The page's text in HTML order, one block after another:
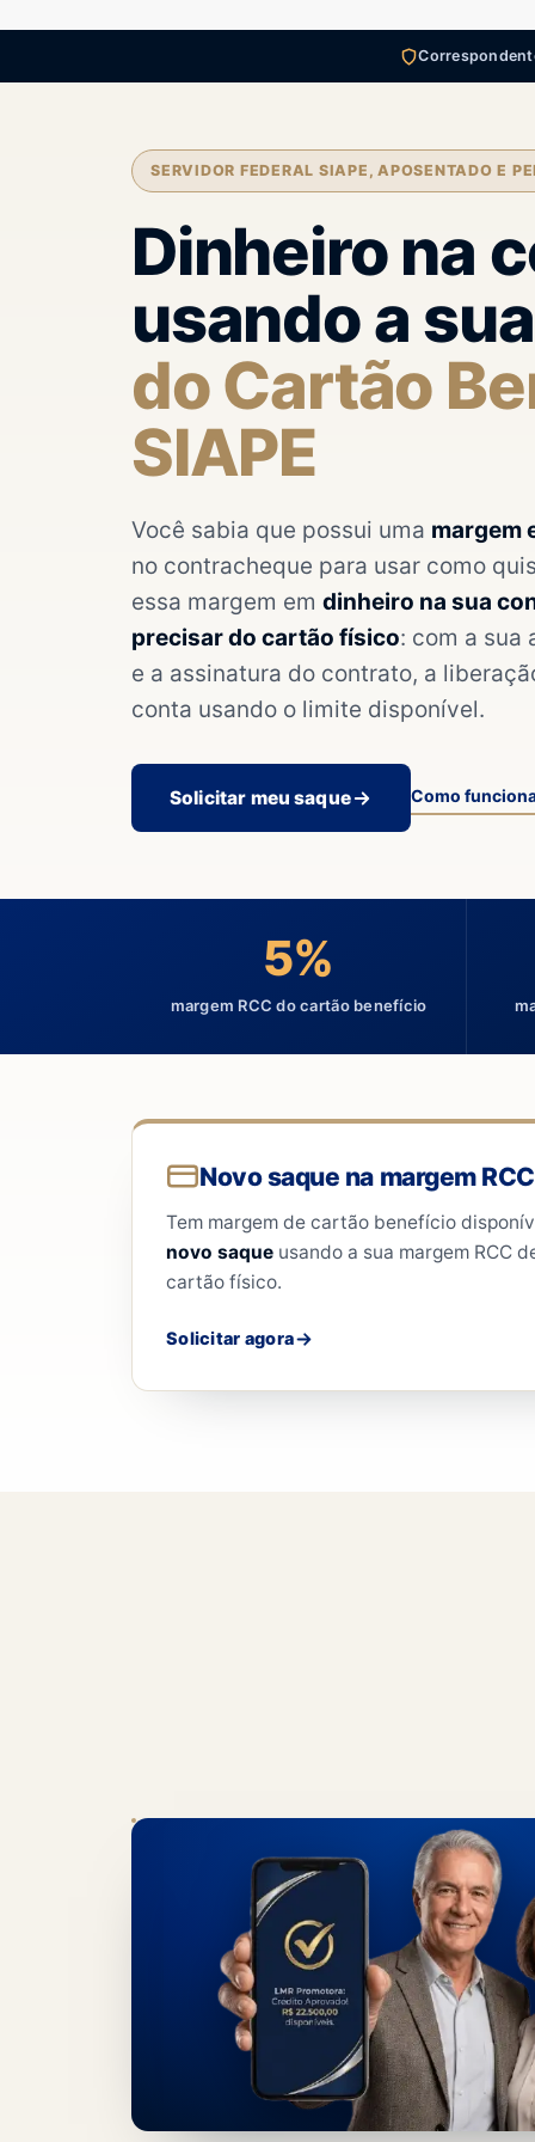
SERVIDOR FEDERAL SIAPE, APOSENTADO E
Dinheiro na
usando a
do Cartão
SIAPE
Você sabia que possui uma margem
no contracheque para usar como
essa margem em dinheiro na sua
precisar do cartão físico: com a sua
e a assinatura do contrato, a
conta usando o limite disponível.
Solicitar meu saque Como
5%
margem RCC do cartão benefício
Novo saque na margem RCC
Tem margem de cartão benefício
novo saque usando a sua margem RCC
cartão físico.
Solicitar agora